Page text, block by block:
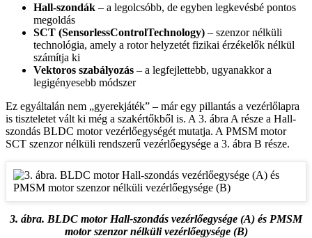
Hall-szondák – a legolcsóbb, de egyben legkevésbé pontos
megoldás
SCT (SensorlessControlTechnology) – szenzor nélküli
technológia, amely a rotor helyzetét fizikai érzékelők nélkül
számítja ki
Vektoros szabályozás – a legfejlettebb, ugyanakkor a
legigényesebb módszer
Ez egyáltalán nem „gyerekjáték” – már egy pillantás a vezérlőlapra
is tiszteletet vált ki még a szakértőkből is. A 3. ábra A része a Hall-
szondás BLDC motor vezérlőegységét mutatja. A PMSM motor
SCT szenzor nélküli rendszerű vezérlőegysége a 3. ábra B része.
3. ábra. BLDC motor Hall-szondás vezérlőegysége (A) és PMSM
motor szenzor nélküli vezérlőegysége (B)